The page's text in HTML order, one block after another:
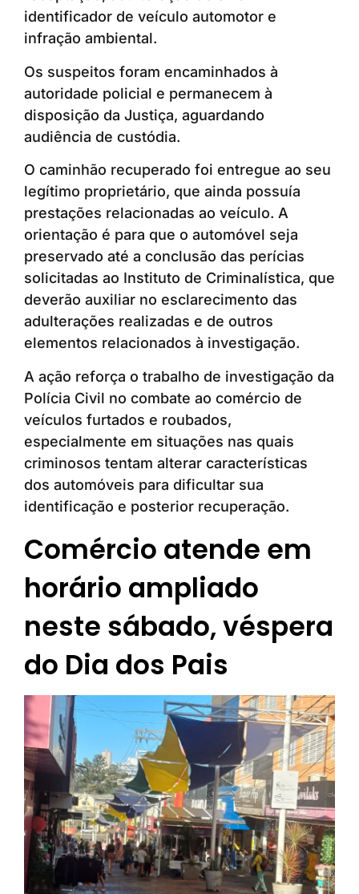
identificador de veículo automotor e
infração ambiental.
Os suspeitos foram encaminhados à
autoridade policial e permanecem à
disposição da Justiça, aguardando
audiência de custódia.
O caminhão recuperado foi entregue ao seu
legítimo proprietário, que ainda possuía
prestações relacionadas ao veículo. A
orientação é para que o automóvel seja
preservado até a conclusão das perícias
solicitadas ao Instituto de Criminalística, que
deverão auxiliar no esclarecimento das
adulterações realizadas e de outros
elementos relacionados à investigação.
A ação reforça o trabalho de investigação da
Polícia Civil no combate ao comércio de
veículos furtados e roubados,
especialmente em situações nas quais
criminosos tentam alterar características
dos automóveis para dificultar sua
identificação e posterior recuperação.
Comércio atende em
horário ampliado
neste sábado, véspera
do Dia dos Pais